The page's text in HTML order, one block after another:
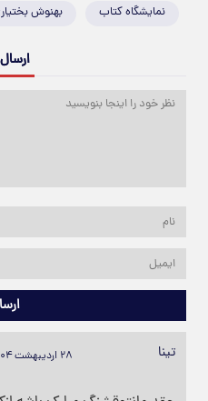
نمایشگاه کتاب بهنوش
تینا ۲۸ اردیبهشت ۱۴۰۴ - ۱۳:۴۲